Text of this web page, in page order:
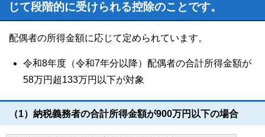
じて段階的に受けられる控除のことです。
配偶者の所得金額に応じて定められています。
令和8年度（令和7年分以降）配偶者の合計所得金額が
58万円超133万円以下が対象
（1）納税義務者の合計所得金額が900万円以下の場合